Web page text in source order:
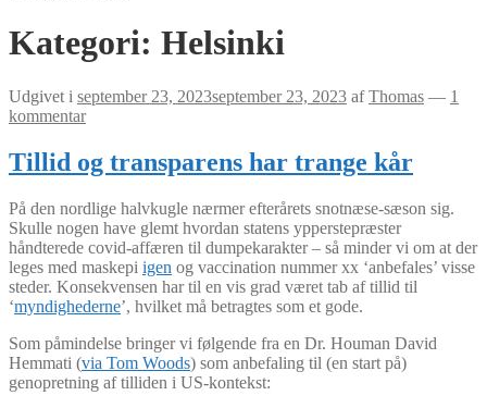
Kategori: Helsinki
Udgivet i september 23, 2023september 23, 2023 afThomas — 1
kommentar
Tillid og transparens har trange kår
På den nordlige halvkugle nærmer efterårets snotnæse-sæson sig.
Skulle nogen have glemt hvordan statens ypperstepræster
håndterede covid-affæren til dumpekarakter – så minder vi om at der
leges med maskepi igen og vaccination nummer xx ‘anbefales’ visse
steder. Konsekvensen har til en vis grad været tab af tillid til
‘myndighederne’, hvilket må betragtes som et gode.
Som påmindelse bringer vi følgende fra en Dr. Houman David
Hemmati (via Tom Woods) som anbefaling til (en start på)
genopretning af tilliden i US-kontekst: